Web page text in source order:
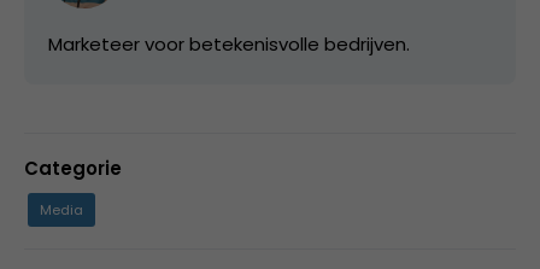
Marketeer voor betekenisvolle bedrijven.
Categorie
Media